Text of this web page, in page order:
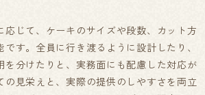
応じて、ケーキのサイズや段数、カット方
す。全員に行き渡るように設計したり、
を分けたりと、実務面にも配慮した対応が
の見栄えと、実際の提供のしやすさを両立